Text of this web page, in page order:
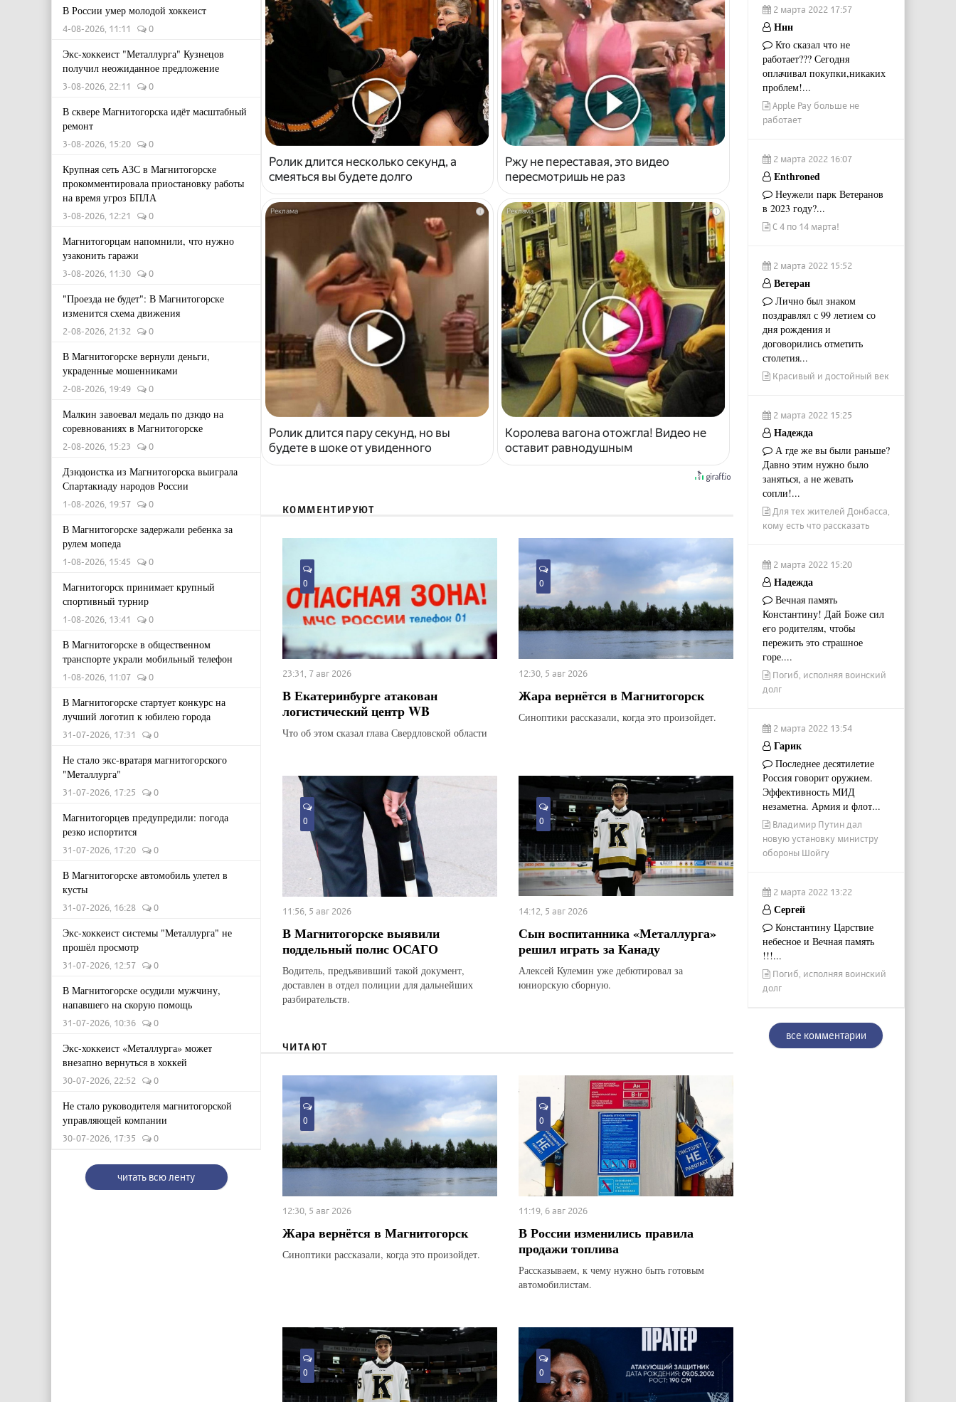
В России умер молодой хоккеист
4-08-2026, 11:11 0
Экс-хоккеист "Металлурга" Кузнецов
получил неожиданное предложение
3-08-2026, 22:11 0
В сквере Магнитогорска идёт масштабный
ремонт
3-08-2026, 15:20 0
Крупная сеть АЗС в Магнитогорске
прокомментировала приостановку работы
на время угроз БПЛА
3-08-2026, 12:21 0
Магнитогорцам напомнили, что нужно
узаконить гаражи
3-08-2026, 11:30 0
"Проезда не будет": В Магнитогорске
изменится схема движения
2-08-2026, 21:32 0
В Магнитогорске вернули деньги,
украденные мошенниками
2-08-2026, 19:49 0
Малкин завоевал медаль по дзюдо на
соревнованиях в Магнитогорске
2-08-2026, 15:23 0
Дзюдоистка из Магнитогорска выиграла
Спартакиаду народов России
1-08-2026, 19:57 0
В Магнитогорске задержали ребенка за
рулем мопеда
1-08-2026, 15:45 0
Магнитогорск принимает крупный
спортивный турнир
1-08-2026, 13:41 0
В Магнитогорске в общественном
транспорте украли мобильный телефон
1-08-2026, 11:07 0
В Магнитогорске стартует конкурс на
лучший логотип к юбилею города
31-07-2026, 17:31 0
Не стало экс-вратаря магнитогорского
"Металлурга"
31-07-2026, 17:25 0
Магнитогорцев предупредили: погода
резко испортится
31-07-2026, 17:20 0
В Магнитогорске автомобиль улетел в
кусты
31-07-2026, 16:28 0
Экс-хоккеист системы "Металлурга" не
прошёл просмотр
31-07-2026, 12:57 0
В Магнитогорске осудили мужчину,
напавшего на скорую помощь
31-07-2026, 10:36 0
Экс-хоккеист «Металлурга» может
внезапно вернуться в хоккей
30-07-2026, 22:52 0
Не стало руководителя магнитогорской
управляющей компании
30-07-2026, 17:35 0
читать всю ленту
Ролик длится несколько секунд, а
смеяться вы будете долго
Ржу не переставая, это видео
пересмотришь не раз
i
Ролик длится пару секунд, но вы
будете в шоке от увиденного
i
Королева вагона отожгла! Видео не
оставит равнодушным
КОММЕНТИРУЮТ
0
23:31, 7 авг 2026
В Екатеринбурге атакован
логистический центр WB
Что об этом сказал глава Свердловской области
0
12:30, 5 авг 2026
Жара вернётся в Магнитогорск
Синоптики рассказали, когда это произойдет.
0
11:56, 5 авг 2026
В Магнитогорске выявили
поддельный полис ОСАГО
Водитель, предъявивший такой документ,
доставлен в отдел полиции для дальнейших
разбирательств.
0
14:12, 5 авг 2026
Сын воспитанника «Металлурга»
решил играть за Канаду
Алексей Кулемин уже дебютировал за
юниорскую сборную.
ЧИТАЮТ
0
12:30, 5 авг 2026
Жара вернётся в Магнитогорск
Синоптики рассказали, когда это произойдет.
0
11:19, 6 авг 2026
В России изменились правила
продажи топлива
Рассказываем, к чему нужно быть готовым
автомобилистам.
0 0
2 марта 2022 17:57
Ннн
Кто сказал что не
работает??? Сегодня
оплачивал покупки,никаких
проблем!...
Apple Pay больше не
работает
2 марта 2022 16:07
Enthroned
Неужели парк Ветеранов
в 2023 году?...
С 4 по 14 марта!
2 марта 2022 15:52
Ветеран
Лично был знаком
поздравлял с 99 летием со
дня рождения и
договорились отметить
столетия...
Красивый и достойный век
2 марта 2022 15:25
Надежда
А где же вы были раньше?
Давно этим нужно было
заняться, а не жевать
сопли!...
Для тех жителей Донбасса,
кому есть что рассказать
2 марта 2022 15:20
Надежда
Вечная память
Константину! Дай Боже сил
его родителям, чтобы
пережить это страшное
горе....
Погиб, исполняя воинский
долг
2 марта 2022 13:54
Гарик
Последнее десятилетие
Россия говорит оружием.
Эффективность МИД
незаметна. Армия и флот...
Владимир Путин дал
новую установку министру
обороны Шойгу
2 марта 2022 13:22
Сергей
Константину Царствие
небесное и Вечная память
!!!...
Погиб, исполняя воинский
долг
все комментарии